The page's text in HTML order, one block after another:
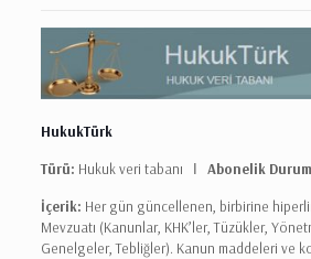
HukukTürk
Türü: Hukuk veri tabanı Ι Abonelik
İçerik: Her gün güncellenen, birbirine
Mevzuatı (Kanunlar, KHK’ler, Tüzükler,
Genelgeler, Tebliğler). Kanun maddeleri ve